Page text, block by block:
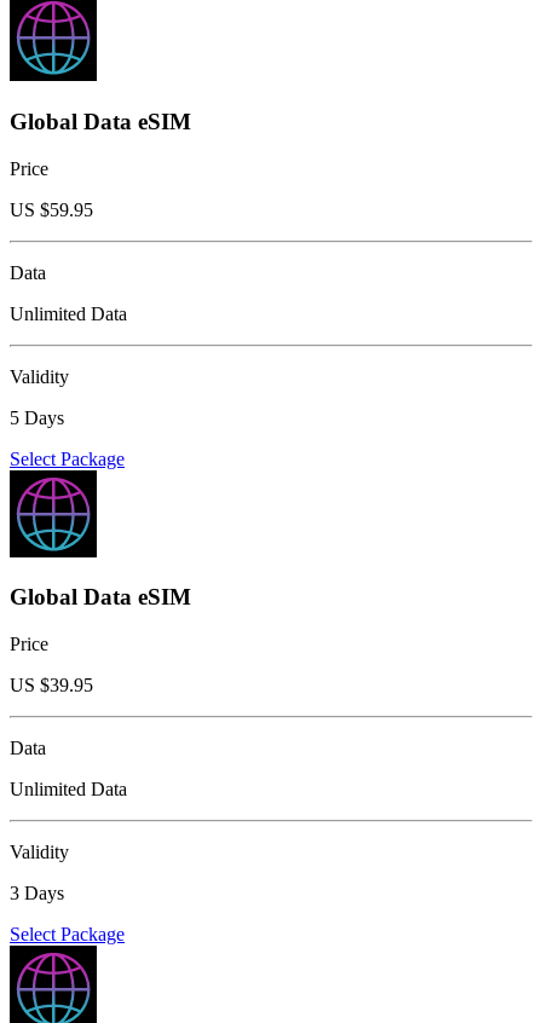
Global Data eSIM
Price
US $59.95
Data
Unlimited Data
Validity
5 Days
Select Package
Global Data eSIM
Price
US $39.95
Data
Unlimited Data
Validity
3 Days
Select Package